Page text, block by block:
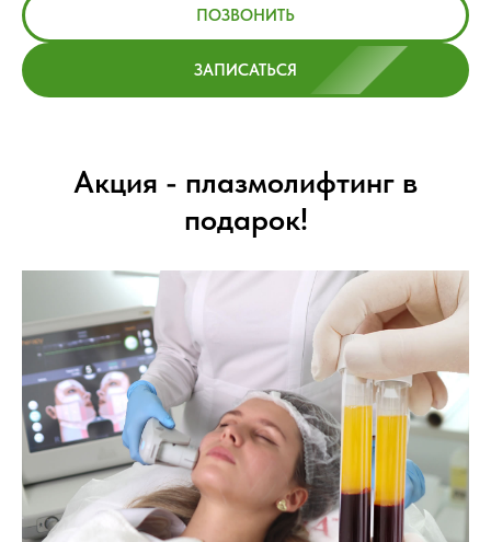
ПОЗВОНИТЬ
ЗАПИСАТЬСЯ
Акция - плазмолифтинг в
подарок!